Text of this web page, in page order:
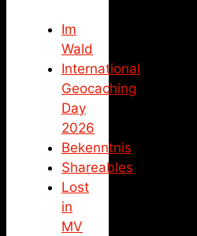
Im
Wald
International
Geocaching
Day
2026
Bekenntnis
Shareables
Lost
in
MV